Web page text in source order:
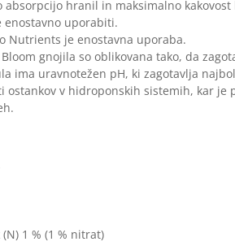
absorpcijo hranil in maksimalno kakovost
enostavno uporabiti.
Nutrients je enostavna uporaba.
gnojila so oblikovana tako, da
ima uravnotežen pH, ki zagotavlja
ostankov v hidroponskih sistemih, kar je
1 % (1 % nitrat)